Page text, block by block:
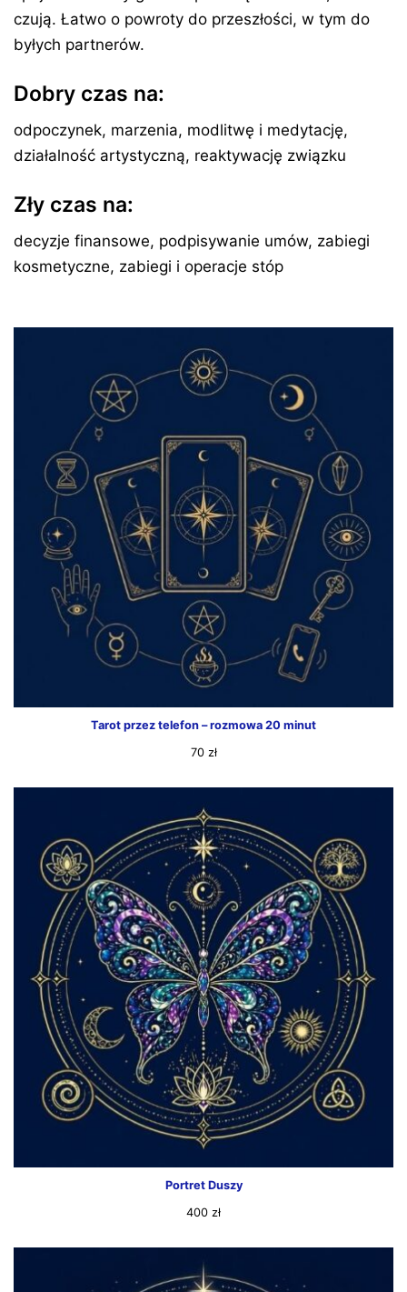
czują. Łatwo o powroty do przeszłości, w tym do
byłych partnerów.
Dobry czas na:
odpoczynek, marzenia, modlitwę i medytację,
działalność artystyczną, reaktywację związku
Zły czas na:
decyzje finansowe, podpisywanie umów, zabiegi
kosmetyczne, zabiegi i operacje stóp
Tarot przez telefon – rozmowa 20 minut
70 zł
Portret Duszy
400 zł